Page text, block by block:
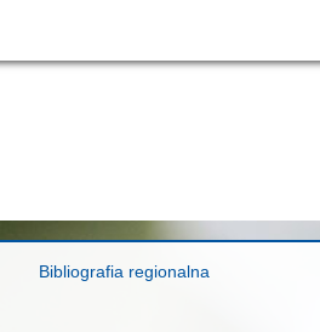
Bibliografia regionalna